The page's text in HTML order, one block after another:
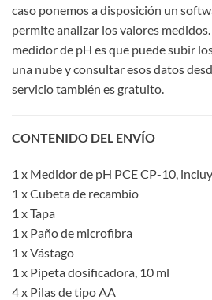
caso ponemos a disposición un
permite analizar los valores
medidor de pH es que puede subir
una nube y consultar esos datos
servicio también es gratuito.
CONTENIDO DEL ENVÍO
1 x Medidor de pH PCE CP-10,
1 x Cubeta de recambio
1 x Tapa
1 x Paño de microfibra
1 x Vástago
1 x Pipeta dosificadora, 10 ml
4 x Pilas de tipo AA